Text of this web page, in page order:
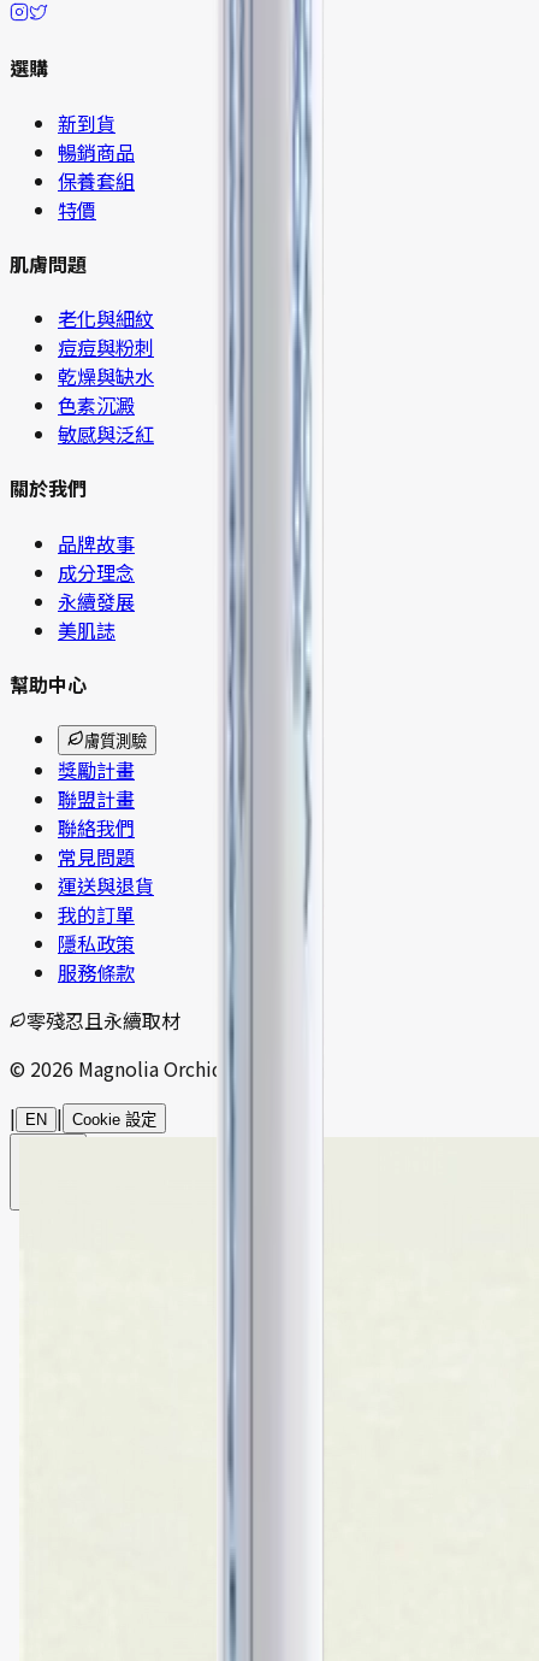
選購
新到貨
暢銷商品
保養套組
特價
肌膚問題
老化與細紋
痘痘與粉刺
乾燥與缺水
色素沉澱
敏感與泛紅
關於我們
品牌故事
成分理念
永續發展
美肌誌
幫助中心
膚質測驗
獎勵計畫
聯盟計畫
聯絡我們
常見問題
運送與退貨
我的訂單
隱私政策
服務條款
零殘忍且永續取材
© 2026 Magnolia Orchid. 版權所有。
|
EN | Cookie 設定